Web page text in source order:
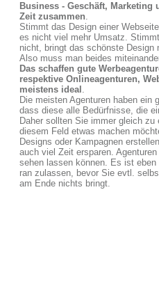
Business - Geschäft,
Zeit zusammen.
Stimmt das Design einer
es nicht viel mehr Umsatz.
nicht, bringt das schönste Design
Also muss man beides
Das schaffen gute
respektive Onlineagenturen,
meistens ideal .
Die meisten Agenturen haben ein
dass diese alle Bedürfnisse, die
Daher sollten Sie immer gleich
diesem Feld etwas machen
Designs oder Kampagnen
auch viel Zeit ersparen.
sehen lassen können. Es ist
ran zulassen, bevor Sie evtl.
am Ende nichts bringt.